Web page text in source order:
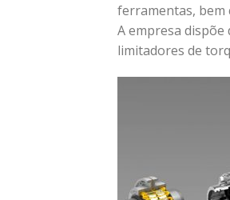
ferramentas, bem
A empresa dispõe
limitadores de